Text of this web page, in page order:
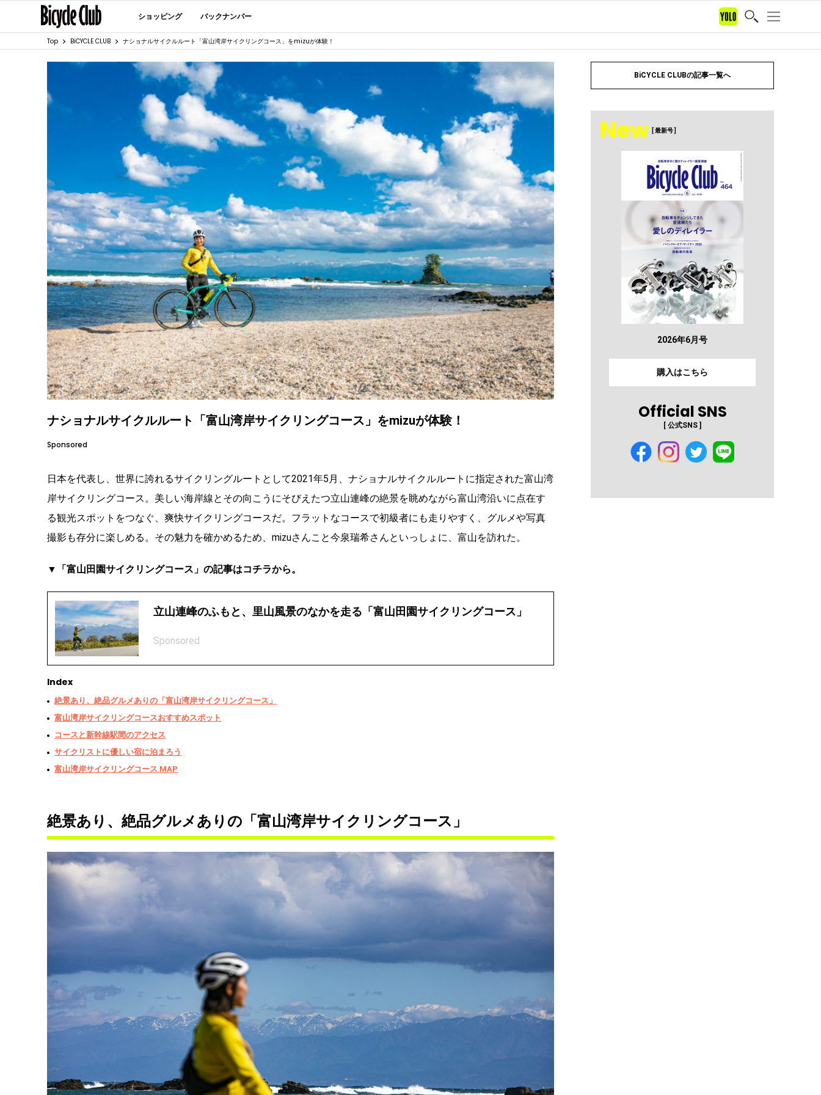
ショッピング バックナンバー
Top BiCYCLE CLUB ナショナルサイクルルート「富山湾岸サイクリングコース」をmizuが体験！
ナショナルサイクルルート「富山湾岸サイクリングコース」をmizuが体験！
Sponsored
日本を代表し、世界に誇れるサイクリングルートとして2021年5月、ナショナルサイクルルートに指定された富山湾
岸サイクリングコース。美しい海岸線とその向こうにそびえたつ立山連峰の絶景を眺めながら富山湾沿いに点在す
る観光スポットをつなぐ、爽快サイクリングコースだ。フラットなコースで初級者にも走りやすく、グルメや写真
撮影も存分に楽しめる。その魅力を確かめるため、mizuさんこと今泉瑞希さんといっしょに、富山を訪れた。
▼「富山田園サイクリングコース」の記事はコチラから。
立山連峰のふもと、里山風景のなかを走る「富山田園サイクリングコース」
Sponsored
Index
絶景あり、絶品グルメありの「富山湾岸サイクリングコース」
富山湾岸サイクリングコースおすすめスポット
コースと新幹線駅間のアクセス
サイクリストに優しい宿に泊まろう
富山湾岸サイクリングコース MAP
絶景あり、絶品グルメありの「富山湾岸サイクリングコース」
BiCYCLE CLUBの記事一覧へ
New [ 最新号 ]
2026年6月号
購入はこちら
Official SNS
[ 公式SNS ]